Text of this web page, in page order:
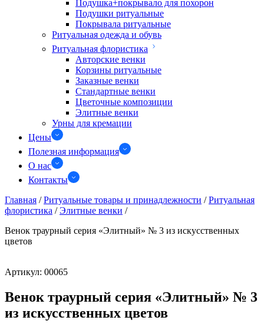
Подушка+покрывало для похорон
Подушки ритуальные
Покрывала ритуальные
Ритуальная одежда и обувь
Ритуальная флористика
Авторские венки
Корзины ритуальные
Заказные венки
Стандартные венки
Цветочные композиции
Элитные венки
Урны для кремации
Цены
Полезная информация
О нас
Контакты
Главная / Ритуальные товары и принадлежности / Ритуальная
флористика / Элитные венки /
Венок траурный серия «Элитный» № 3 из искусственных
цветов
Артикул: 00065
Венок траурный серия «Элитный» № 3
из искусственных цветов